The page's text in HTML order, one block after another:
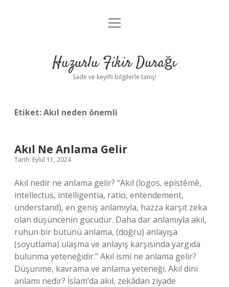
Anasayfa
Yasal Uyarı
menüyü
Huzurlu Fikir Durağı
Sade ve keyifli bilgilerle tanış!
Etiket:Akıl neden önemli
Akıl Ne Anlama Gelir
Tarih: Eylül 11, 2024
Akıl nedir ne anlama gelir? “Akıl (logos, epistêmê,
intellectus, intelligentia, ratio, entendement,
understand), en geniş anlamıyla, hazza karşıt zeka
olan düşüncenin gücüdür. Daha dar anlamıyla akıl,
ruhun bir bütünü anlama, (doğru) anlayışa
(soyutlama) ulaşma ve anlayış karşısında yargıda
bulunma yeteneğidir.” Akıl ismi ne anlama gelir?
Düşünme, kavrama ve anlama yeteneği. Akıl dini
anlamı nedir? İslam’da akıl, zekâdan ziyade